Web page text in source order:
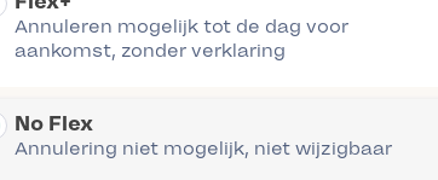
Annuleren mogelijk tot de dag voor
aankomst, zonder verklaring
No Flex
Annulering niet mogelijk, niet wijzigbaar